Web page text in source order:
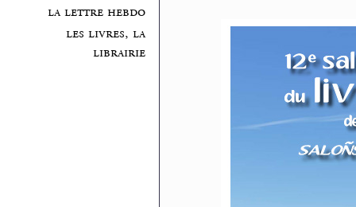
la lettre hebdo
les livres, la
librairie